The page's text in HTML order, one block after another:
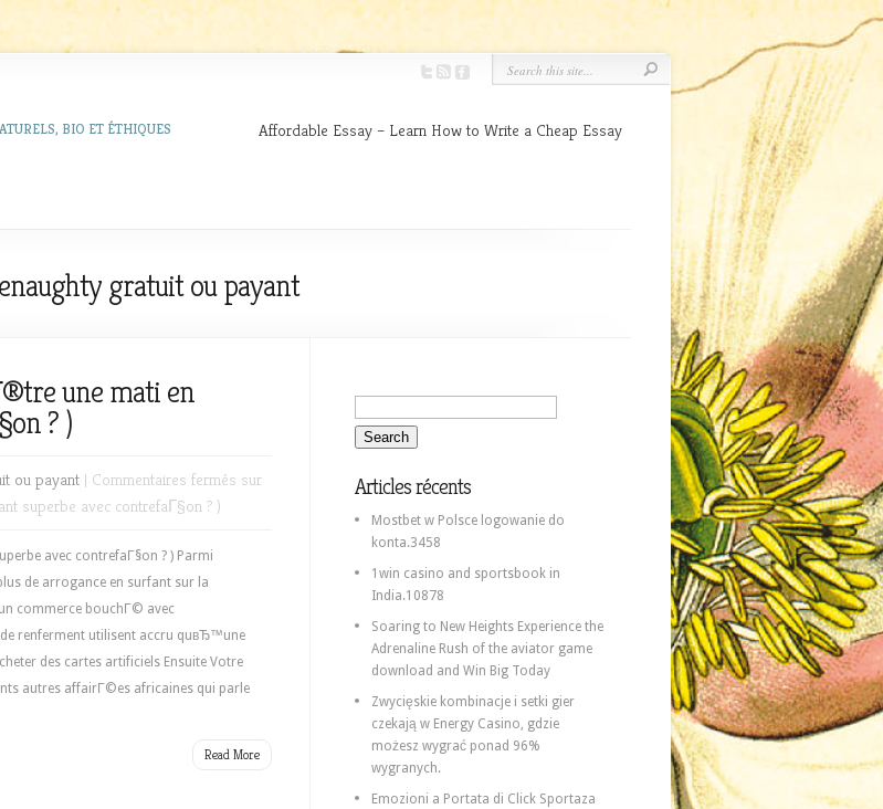
BIO ET ÉTHIQUES Affordable Essay – Learn How to Write a Cheap Essay
gratuit ou payant
une mati en
? )
ou payant | Commentaires fermés sur
superbe avec contrefaГ§on ? )
avec contrefaГ§on ? ) Parmi
de arrogance en surfant sur la
commerce bouchГ© avec
renferment utilisent accru quвЂ™une
des cartes artificiels Ensuite Votre
autres affairГ©es africaines qui parle
Read More
Articles récents
Mostbet w Polsce logowanie do
konta.3458
1win casino and sportsbook in
India.10878
Soaring to New Heights Experience the
Adrenaline Rush of the aviator game
download and Win Big Today
Zwycięskie kombinacje i setki gier
czekają w Energy Casino, gdzie
możesz wygrać ponad 96%
wygranych.
Emozioni a Portata di Click Sportaza